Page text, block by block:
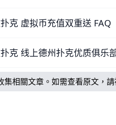
克 虚拟币充值双重送 FAQ
克 线上德州扑克优质俱乐
集相關文章。如需查看原文，請